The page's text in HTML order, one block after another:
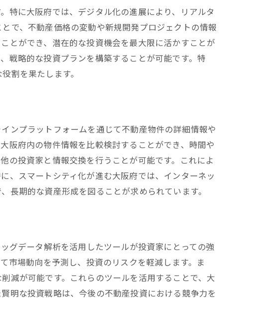
把握
現
特に大阪府では、デジタル化の進展により、リアルタ
で、不動産価格の変動や新規開発プロジェクトの情報
とができ、潜在的な投資機会を最大限に活かすことが
戦略的な投資プランを構築することが可能です。特
割を果たします。
ンプラットフォームを通じて不動産物件の詳細情報や
阪府内の物件情報を比較検討することができ、時間や
の投資家と情報交換を行うことが可能です。これによ
、スマートシティ化が進む大阪府では、インターネッ
長期的な資産形成を図ることが求められています。
グデータ解析を活用したツールが投資家にとっての強
市場動向を予測し、投資のリスクを軽減します。ま
減が可能です。これらのツールを活用することで、大
明な投資戦略は、今後の不動産投資における競争力を